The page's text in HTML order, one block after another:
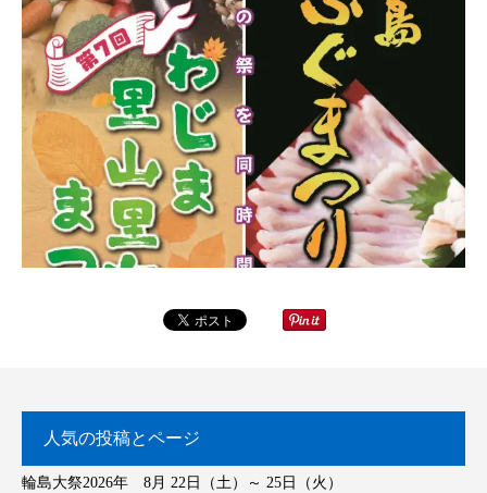
人気の投稿とページ
輪島大祭2026年 8月 22日（土）～ 25日（火）